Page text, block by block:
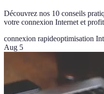
Découvrez nos 10 conseils
votre connexion Internet et
connexion rapideoptimisation
Aug 5